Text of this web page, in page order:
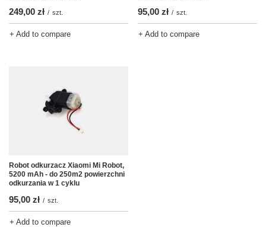
249,00 zł / szt.
+ Add to compare
95,00 zł / szt.
+ Add to compare
Robot odkurzacz Xiaomi Mi Robot,
5200 mAh - do 250m2 powierzchni
odkurzania w 1 cyklu
95,00 zł / szt.
+ Add to compare